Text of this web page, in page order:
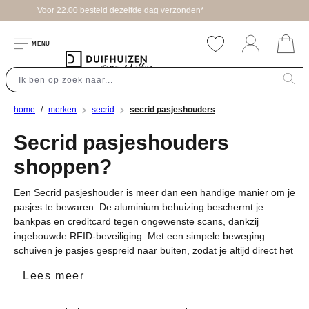
MENU
home merken secrid secrid pasjeshouders
Secrid pasjeshouders
shoppen?
Een Secrid pasjeshouder is meer dan een handige manier om je
pasjes te bewaren. De aluminium behuizing beschermt je
bankpas en creditcard tegen ongewenste scans, dankzij
ingebouwde RFID-beveiliging. Met een simpele beweging
schuiven je pasjes gespreid naar buiten, zodat je altijd direct het
cardprotectors tot uitgebreidere modellen met ruimte voor
Lees meer